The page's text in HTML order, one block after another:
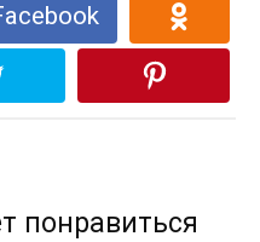
понравиться